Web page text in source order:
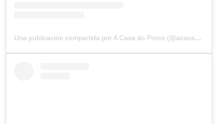
Una publicación compartida por A Casa do Porco (@acasadoporcobar)